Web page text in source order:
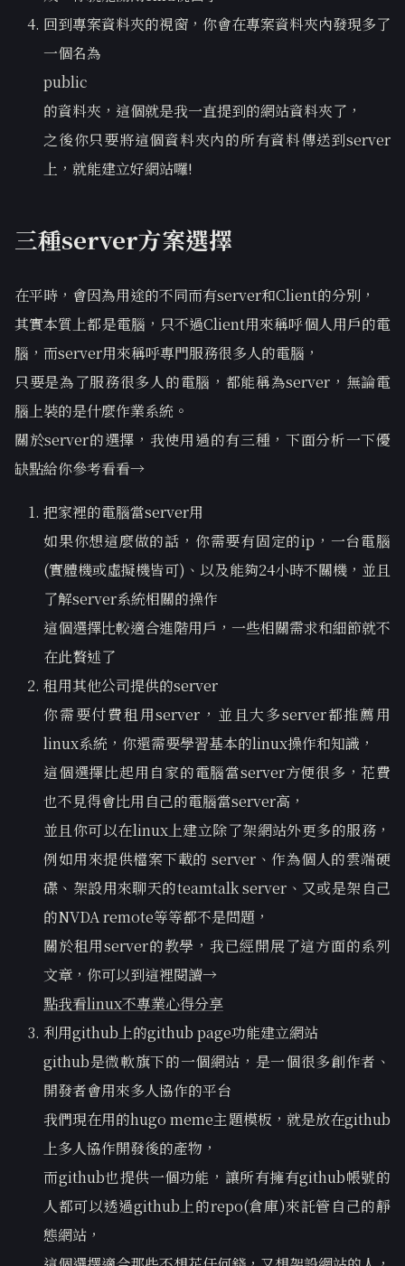
回到專案資料夾的視窗，你會在專案資料夾內發現多了
一個名為
public
的資料夾，這個就是我一直提到的網站資料夾了，
之後你只要將這個資料夾內的所有資料傳送到server
上，就能建立好網站囉!
三種server方案選擇
在平時，會因為用途的不同而有server和Client的分別，
其實本質上都是電腦，只不過Client用來稱呼個人用戶的電
腦，而server用來稱呼專門服務很多人的電腦，
只要是為了服務很多人的電腦，都能稱為server，無論電
腦上裝的是什麼作業系統。
關於server的選擇，我使用過的有三種，下面分析一下優
缺點給你參考看看→
把家裡的電腦當server用
如果你想這麼做的話，你需要有固定的ip，一台電腦
(實體機或虛擬機皆可)、以及能夠24小時不關機，並且
了解server系統相關的操作
這個選擇比較適合進階用戶，一些相關需求和細節就不
在此贅述了
租用其他公司提供的server
你需要付費租用server，並且大多server都推薦用
linux系統，你還需要學習基本的linux操作和知識，
這個選擇比起用自家的電腦當server方便很多，花費
也不見得會比用自己的電腦當server高，
並且你可以在linux上建立除了架網站外更多的服務，
例如用來提供檔案下載的 server、作為個人的雲端硬
碟、架設用來聊天的teamtalk server、又或是架自己
的NVDA remote等等都不是問題，
關於租用server的教學，我已經開展了這方面的系列
文章，你可以到這裡閱讀→
點我看linux不專業心得分享
利用github上的github page功能建立網站
github是微軟旗下的一個網站，是一個很多創作者、
開發者會用來多人協作的平台
我們現在用的hugo meme主題模板，就是放在github
上多人協作開發後的產物，
而github也提供一個功能，讓所有擁有github帳號的
人都可以透過github上的repo(倉庫)來託管自己的靜
態網站，